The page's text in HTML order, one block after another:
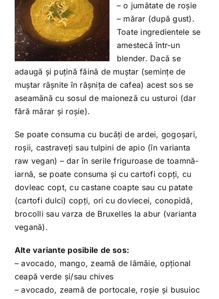
Tratamente naturale
Iubim fructele
– o jumătate de roșie
– mărar (după gust).
Toate ingredientele se
amestecă într-un
blender. Dacă se
adaugă și puțină făină de muștar (semințe de
muștar râșnite în râșnița de cafea) acest sos se
aseamănă cu sosul de maioneză cu usturoi (dar
fără mărar și roșie).
Se poate consuma cu bucăți de ardei, gogoșari,
roșii, castraveți sau tulpini de apio (în varianta
raw vegan) – dar în serile friguroase de toamnă-
iarnă, se poate consuma și cu cartofi copți, cu
dovleac copt, cu castane coapte sau cu patate
(cartofi dulci) copți, ori cu dovlecei, conopidă,
brocolli sau varza de Bruxelles la abur (varianta
vegană).
Alte variante posibile de sos:
– avocado, mango, zeamă de lămâie, opțional
ceapă verde și/sau chives
– avocado, zeamă de portocale, roșie și busuioc